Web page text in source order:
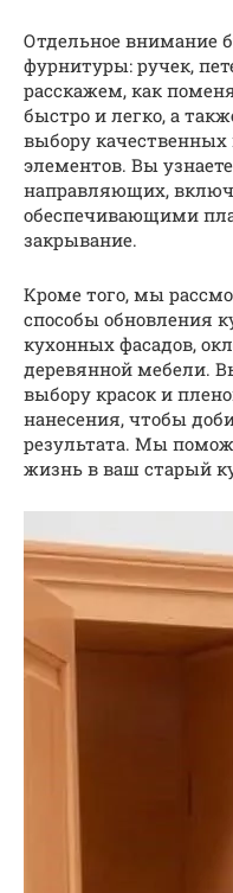
Отдельное внимание
фурнитуры: ручек,
расскажем, как
быстро и легко, а
выбору
элементов. Вы
направляющих,
обеспечивающими
закрывание.
Кроме того, мы
способы обновления
кухонных фасадов,
деревянной мебели.
выбору красок и
нанесения, чтобы
результата. Мы
жизнь в ваш старый